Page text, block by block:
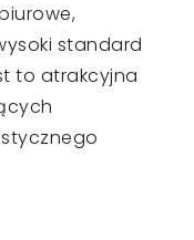
standard
to atrakcyjna